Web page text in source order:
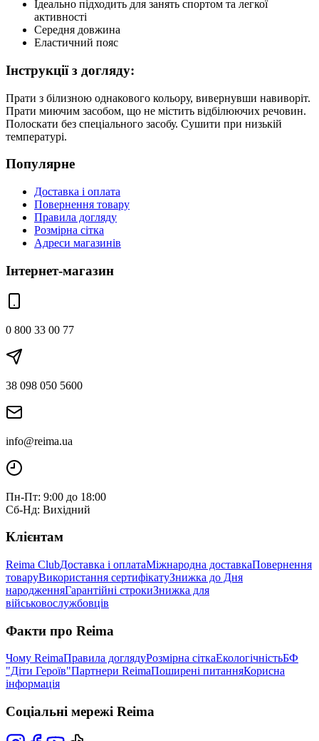
Ідеально підходить для занять спортом та легкої
активності
Середня довжина
Еластичний пояс
Інструкції з догляду:
Прати з білизною однакового кольору, вивернувши навиворіт.
Прати миючим засобом, що не містить відбілюючих речовин.
Полоскати без спеціального засобу. Сушити при низькій
температурі.
Популярне
Доставка і оплата
Повернення товару
Правила догляду
Розмірна сітка
Адреси магазинів
Інтернет-магазин
0 800 33 00 77
38 098 050 5600
info@reima.ua
Пн-Пт: 9:00 до 18:00
Сб-Нд: Вихідний
Клієнтам
Reima ClubДоставка і оплатаМіжнародна доставкаПовернення
товаруВикористання сертифікатуЗнижка до Дня
народженняГарантійні строкиЗнижка для
військовослужбовців
Факти про Reima
Чому ReimaПравила доглядуРозмірна сіткаЕкологічністьБФ
"Діти Героїв"Партнери ReimaПоширені питанняКорисна
інформація
Соціальні мережі Reima